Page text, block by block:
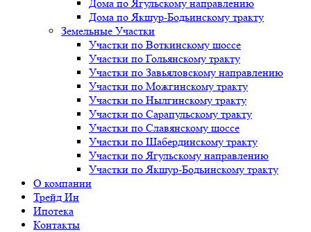
Дома по Ягульскому направлению
Дома по Якшур-Бодьинскому тракту
Земельные Участки
Участки по Воткинскому шоссе
Участки по Гольянскому тракту
Участки по Завьяловскому направлению
Участки по Можгинскому тракту
Участки по Нылгинскому тракту
Участки по Сарапульскому тракту
Участки по Славянскому шоссе
Участки по Шабердинскому тракту
Участки по Ягульскому направлению
Участки по Якшур-Бодьинскому тракту
О компании
Трейд Ин
Ипотека
Контакты